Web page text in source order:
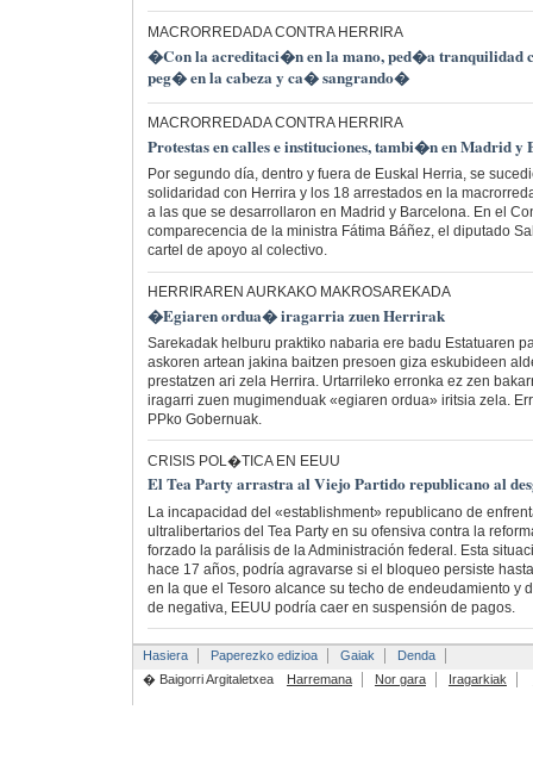
MACRORREDADA CONTRA HERRIRA
�Con la acreditaci�n en la mano, ped�a tranquilidad
peg� en la cabeza y ca� sangrando�
MACRORREDADA CONTRA HERRIRA
Protestas en calles e instituciones, tambi�n en Madrid y
Por segundo día, dentro y fuera de Euskal Herria, se
solidaridad con Herrira y los 18 arrestados en la
a las que se desarrollaron en Madrid y Barcelona. En el
comparecencia de la ministra Fátima Báñez, el diputado
cartel de apoyo al colectivo.
HERRIRAREN AURKAKO MAKROSAREKADA
�Egiaren ordua� iragarria zuen Herrirak
Sarekadak helburu praktiko nabaria ere badu Estatuaren
askoren artean jakina baitzen presoen giza eskubideen
prestatzen ari zela Herrira. Urtarrileko erronka ez zen
iragarri zuen mugimenduak «egiaren ordua» iritsia zela.
PPko Gobernuak.
CRISIS POL�TICA EN EEUU
El Tea Party arrastra al Viejo Partido republicano al
La incapacidad del «establishment» republicano de
ultralibertarios del Tea Party en su ofensiva contra la
forzado la parálisis de la Administración federal. Esta
hace 17 años, podría agravarse si el bloqueo persiste
en la que el Tesoro alcance su techo de endeudamiento y
de negativa, EEUU podría caer en suspensión de pagos.
Hasiera Paperezko edizioa Gaiak
Denda
� Baigorri Argitaletxea
Harremana Nor gara Iragarkiak